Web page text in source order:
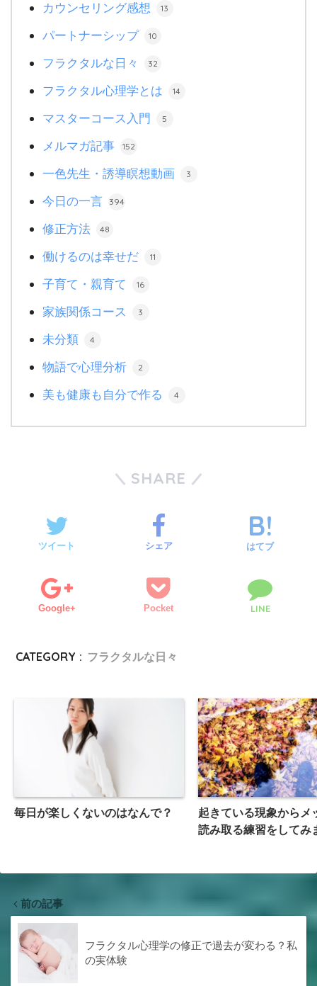
カウンセリング感想 13
パートナーシップ 10
フラクタルな日々 32
フラクタル心理学とは 14
マスターコース入門 5
メルマガ記事 152
一色先生・誘導瞑想動画 3
今日の一言 394
修正方法 48
働けるのは幸せだ 11
子育て・親育て 16
家族関係コース 3
未分類 4
物語で心理分析 2
美も健康も自分で作る 4
SHARE
ツイート シェア はてブ
Google+ Pocket LINE
CATEGORY : フラクタルな日々
毎日が楽しくないのはなんで？
起きている現象からメ
読み取る練習をしてみ
前の記事
フラクタル心理学の修正で過去が変わる？私
の実体験